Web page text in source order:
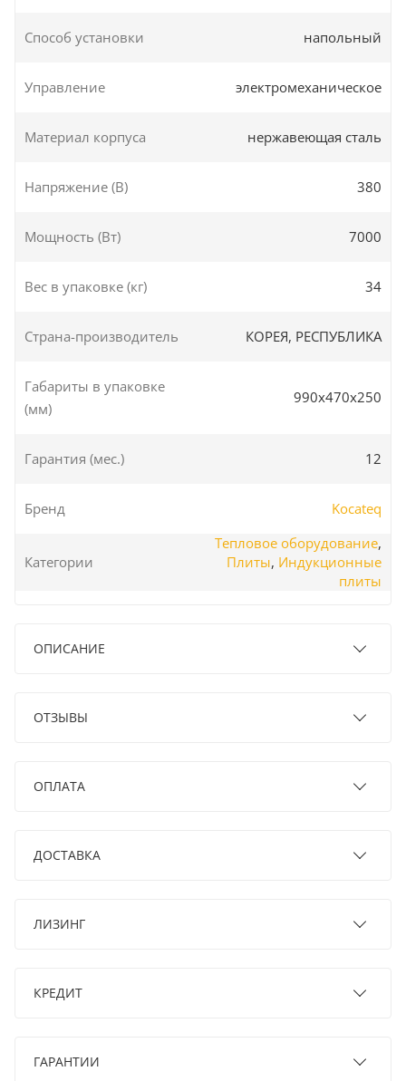
Способ установки напольный
Управление электромеханическое
Материал корпуса нержавеющая сталь
Напряжение (В) 380
Мощность (Вт) 7000
Вес в упаковке (кг) 34
Страна-производитель КОРЕЯ, РЕСПУБЛИКА
Габариты в упаковке
(мм)
990x470x250
Гарантия (мес.) 12
Бренд Kocateq
Категории
Тепловое оборудование,
Плиты, Индукционные
плиты
ОПИСАНИЕ
ОТЗЫВЫ
ОПЛАТА
ДОСТАВКА
ЛИЗИНГ
КРЕДИТ
ГАРАНТИИ